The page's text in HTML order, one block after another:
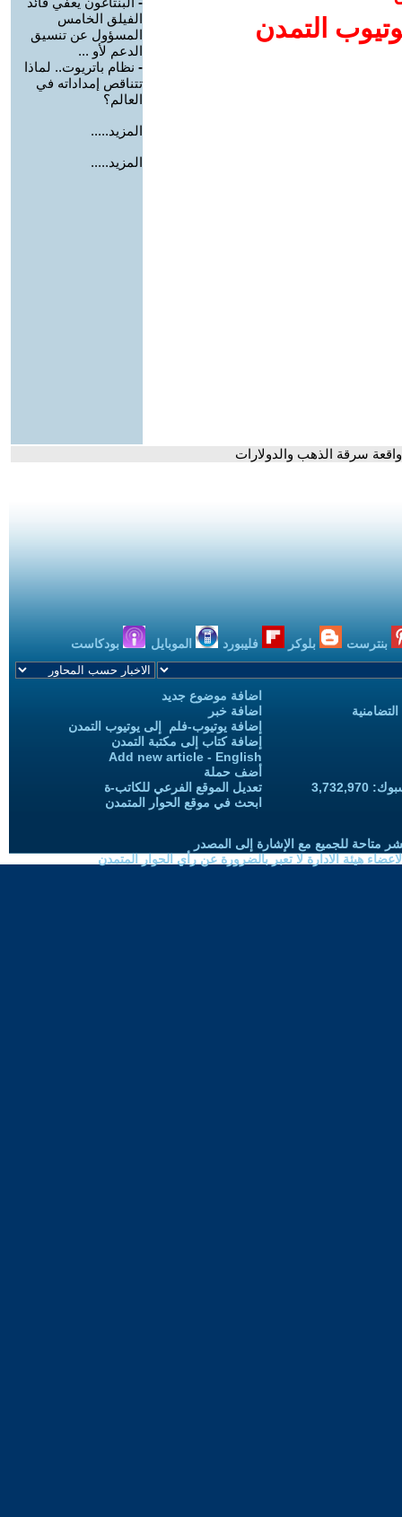
التمدن
الفيلق الخامس
المسؤول عن تنسيق
الدعم لأو ...
- نظام باتريوت.. لماذا
تتناقص إمداداته في
العالم؟
المزيد.....
المزيد.....
سرقة الذهب والدولارات
بنترست بلوكر فليبورد الموبايل بودكاست
اضافة موضوع جديد
اضافة خبر
إضافة يوتيوب-فلم إلى يوتيوب التمدن
إضافة كتاب إلى مكتبة التمدن
Add new article - English
أضف حملة
تعديل الموقع الفرعي للكاتب-ة
ابحث في موقع الحوار المتمدن
متاحة للجميع مع الإشارة إلى المصدر
هيئة الادارة لا تعبر بالضرورة عن رأي الحوار المتمدن